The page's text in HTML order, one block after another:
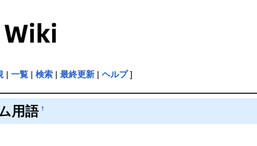
| 一覧| 検索| 最終更新| ヘルプ]
用語 †